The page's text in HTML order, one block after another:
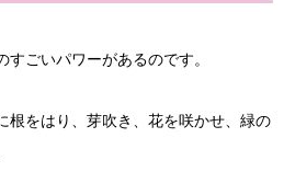
ごいパワーがあるのです。
根をはり、芽吹き、花を咲かせ、緑の